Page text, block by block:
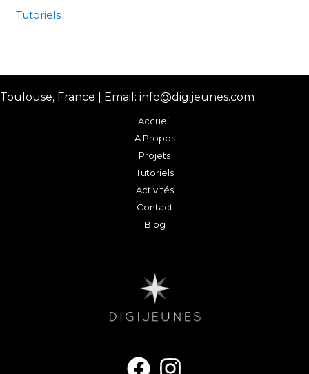
Tutoriels
Toulouse, France | Email: info@digijeunes.com
Accueil
A Propos
Projets
Tutoriels
Activités
Contact
Blog